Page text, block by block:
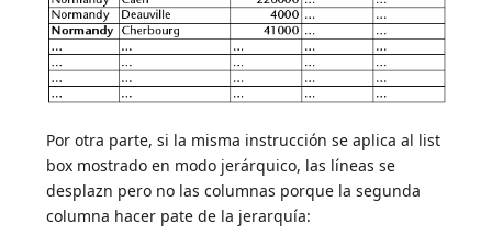
Por otra parte, si la misma instrucción se aplica al list
box mostrado en modo jerárquico, las líneas se
desplazn pero no las columnas porque la segunda
columna hacer pate de la jerarquía: